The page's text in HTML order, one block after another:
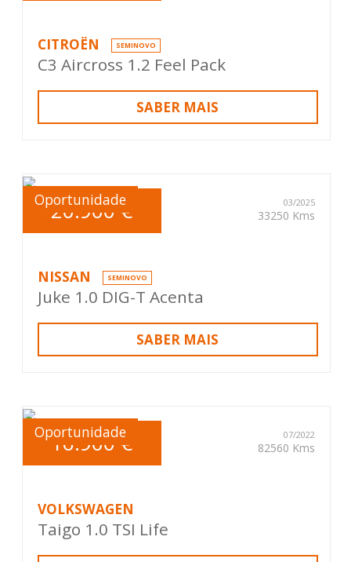
CITROËN SEMINOVO
C3 Aircross 1.2 Feel Pack
SABER MAIS
Oportunidade
20.900 € 03/2025
33250 Kms
NISSAN SEMINOVO
Juke 1.0 DIG-T Acenta
SABER MAIS
Oportunidade
16.900 € 07/2022
82560 Kms
VOLKSWAGEN
Taigo 1.0 TSI Life